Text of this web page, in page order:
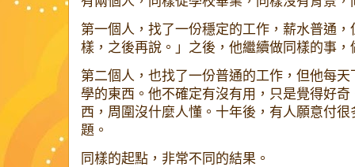
第一個人，找了一份穩定的工作，薪水普通
樣，之後再說。」之後，他繼續做同樣的事，
第二個人，也找了一份普通的工作，但他每
學的東西。他不確定有沒有用，只是覺得好
西，周圍沒什麼人懂。十年後，有人願意付
題。
同樣的起點，非常不同的結果。